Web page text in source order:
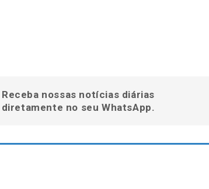
Receba nossas notícias diárias
diretamente no seu WhatsApp.